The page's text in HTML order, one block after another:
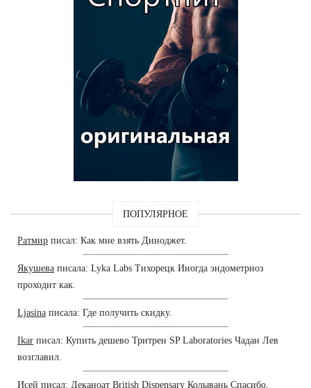
ПОПУЛЯРНОЕ
Ратмир писал: Как мне взять Диноджет.
Якушева писала: Lyka Labs Тихорецк Иногда эндометриоз
проходит как.
Ljasina писала: Где получить скидку.
Ikar писал: Купить дешево Тритрен SP Laboratories Чадан Лев
возглавил.
Исей писал: Деканоат British Dispensary Колывань Спасибо.